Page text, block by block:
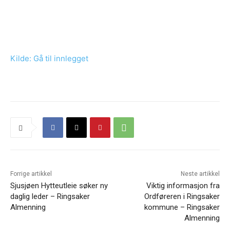
Kilde: Gå til innlegget
Forrige artikkel
Sjusjøen Hytteutleie søker ny
daglig leder – Ringsaker
Almenning
Neste artikkel
Viktig informasjon fra
Ordføreren i Ringsaker
kommune – Ringsaker
Almenning